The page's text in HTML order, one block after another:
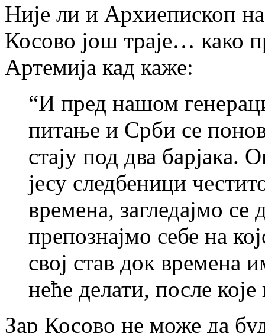
Није ли и Архиепископ
Косово још траје… како
Артемија кад каже:
“И пред нашом
питање и Срби се
стају под два барјака.
јесу следбеници
времена, загледајмо се
препознајмо себе на
свој став док времена
неће делати, после
Зар Косово не може да